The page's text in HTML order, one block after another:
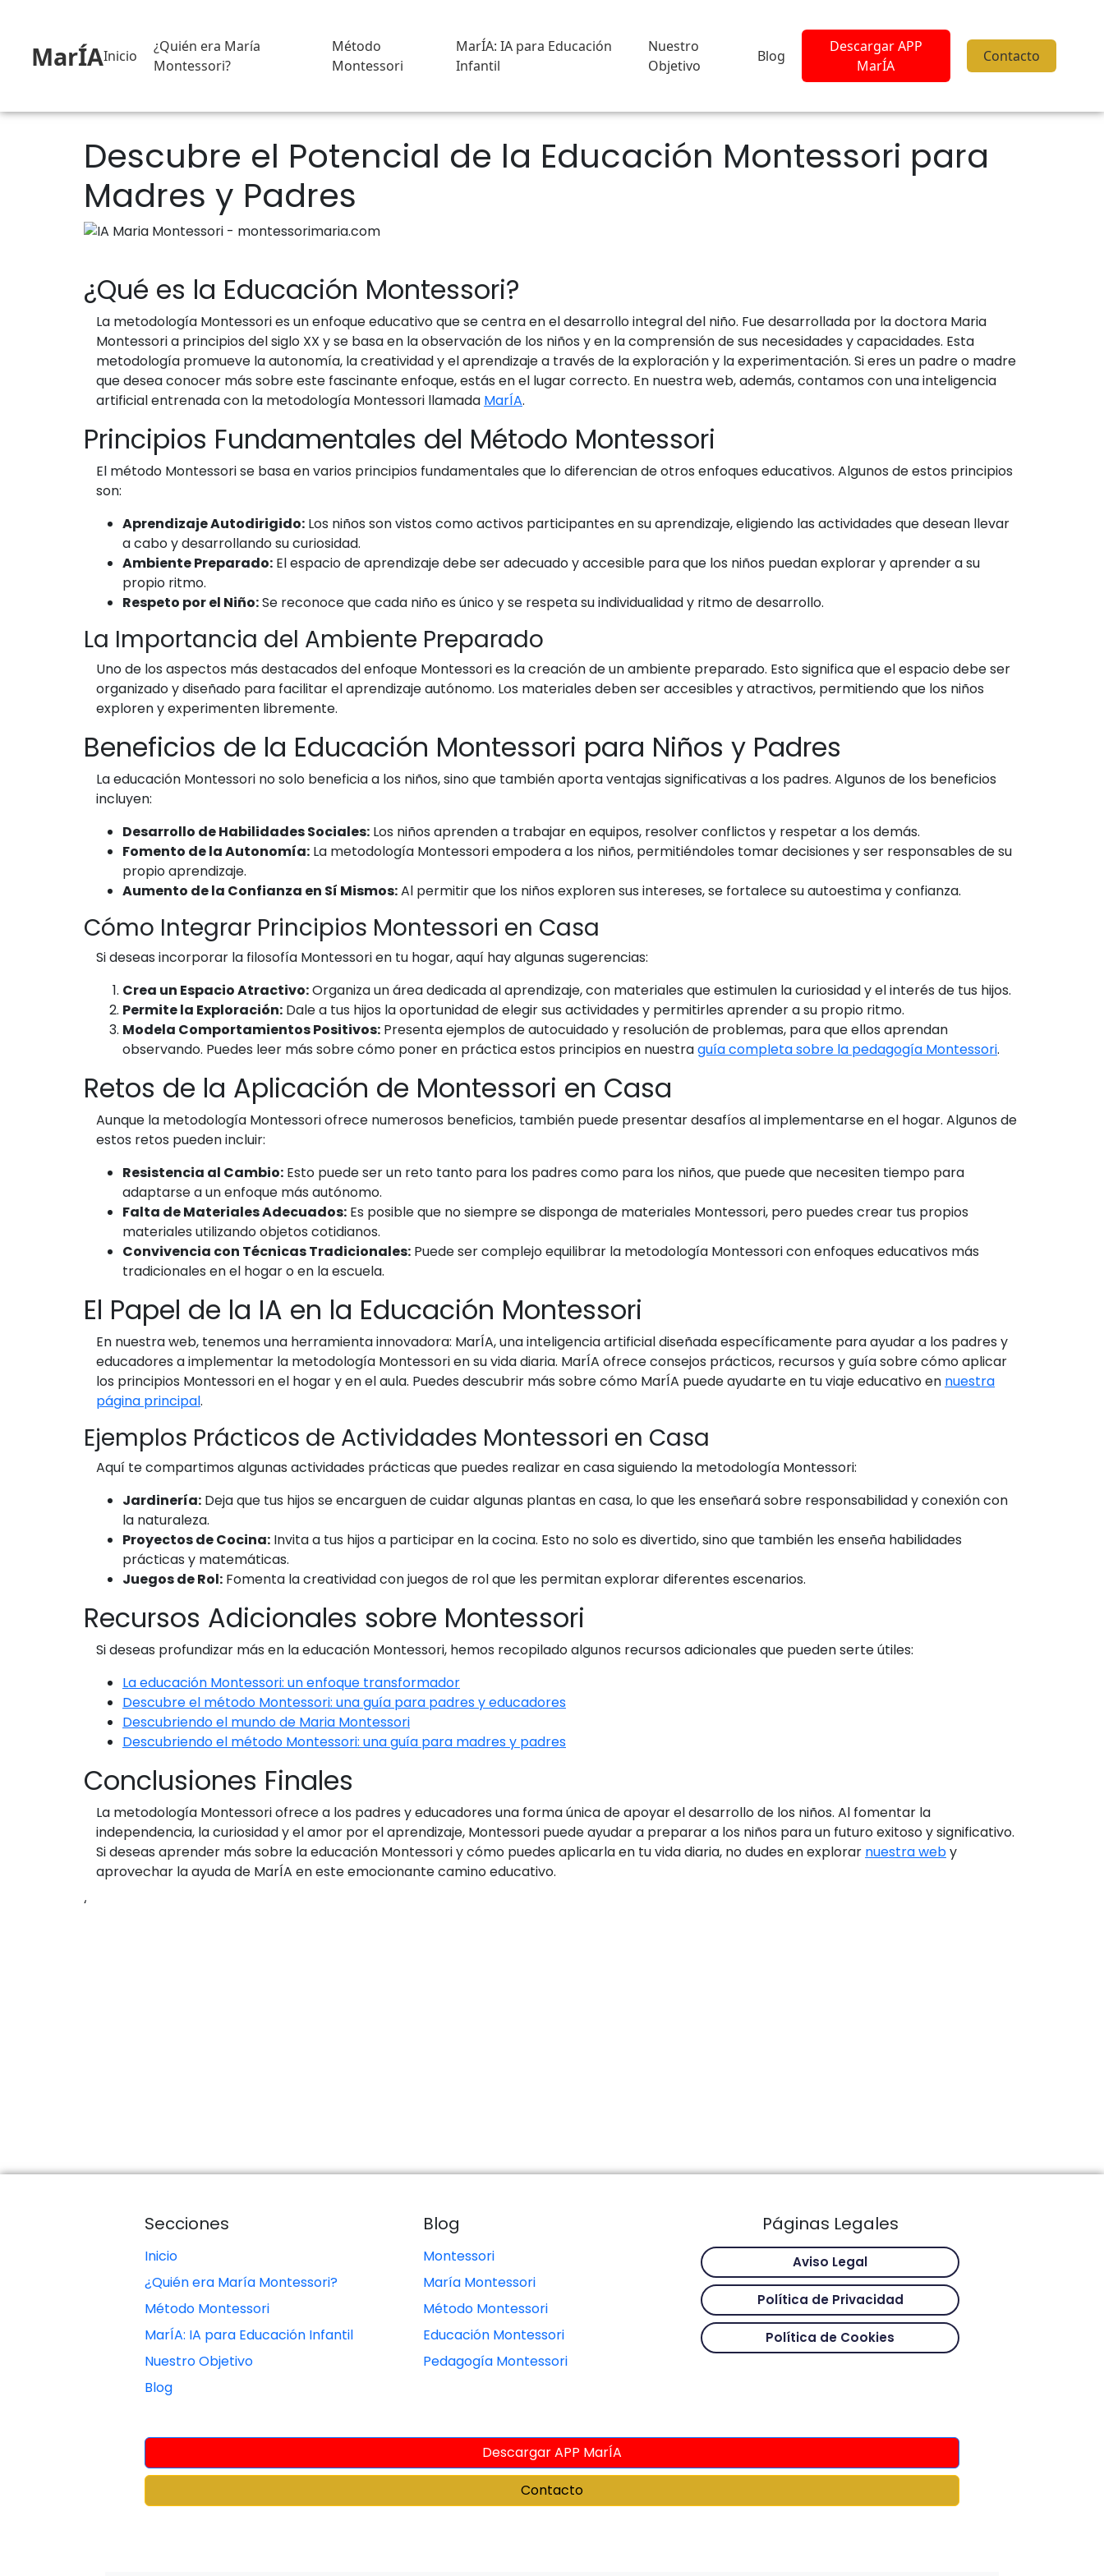
MarÍAInicio
¿Quién era María
Montessori?
Método
Montessori
MarÍA: IA para Educación
Infantil
Nuestro
Objetivo
Blog
Descargar APP
MarÍA
Contacto
Descubre el Potencial de la Educación Montessori para
Madres y Padres
¿Qué es la Educación Montessori?
La metodología Montessori es un enfoque educativo que se centra en el desarrollo integral del niño. Fue desarrollada por la doctora Maria
Montessori a principios del siglo XX y se basa en la observación de los niños y en la comprensión de sus necesidades y capacidades. Esta
metodología promueve la autonomía, la creatividad y el aprendizaje a través de la exploración y la experimentación. Si eres un padre o madre
que desea conocer más sobre este fascinante enfoque, estás en el lugar correcto. En nuestra web, además, contamos con una inteligencia
artificial entrenada con la metodología Montessori llamada MarÍA.
Principios Fundamentales del Método Montessori
El método Montessori se basa en varios principios fundamentales que lo diferencian de otros enfoques educativos. Algunos de estos principios
son:
Aprendizaje Autodirigido: Los niños son vistos como activos participantes en su aprendizaje, eligiendo las actividades que desean llevar
a cabo y desarrollando su curiosidad.
Ambiente Preparado: El espacio de aprendizaje debe ser adecuado y accesible para que los niños puedan explorar y aprender a su
propio ritmo.
Respeto por el Niño:Se reconoce que cada niño es único y se respeta su individualidad y ritmo de desarrollo.
La Importancia del Ambiente Preparado
Uno de los aspectos más destacados del enfoque Montessori es la creación de un ambiente preparado. Esto significa que el espacio debe ser
organizado y diseñado para facilitar el aprendizaje autónomo. Los materiales deben ser accesibles y atractivos, permitiendo que los niños
exploren y experimenten libremente.
Beneficios de la Educación Montessori para Niños y Padres
La educación Montessori no solo beneficia a los niños, sino que también aporta ventajas significativas a los padres. Algunos de los beneficios
incluyen:
Desarrollo de Habilidades Sociales: Los niños aprenden a trabajar en equipos, resolver conflictos y respetar a los demás.
Fomento de la Autonomía: La metodología Montessori empodera a los niños, permitiéndoles tomar decisiones y ser responsables de su
propio aprendizaje.
Aumento de la Confianza en Sí Mismos:Al permitir que los niños exploren sus intereses, se fortalece su autoestima y confianza.
Cómo Integrar Principios Montessori en Casa
Si deseas incorporar la filosofía Montessori en tu hogar, aquí hay algunas sugerencias:
Crea un Espacio Atractivo:Organiza un área dedicada al aprendizaje, con materiales que estimulen la curiosidad y el interés de tus hijos.
Permite la Exploración: Dale a tus hijos la oportunidad de elegir sus actividades y permitirles aprender a su propio ritmo.
Modela Comportamientos Positivos: Presenta ejemplos de autocuidado y resolución de problemas, para que ellos aprendan
observando. Puedes leer más sobre cómo poner en práctica estos principios en nuestraguía completa sobre la pedagogía Montessori.
Retos de la Aplicación de Montessori en Casa
Aunque la metodología Montessori ofrece numerosos beneficios, también puede presentar desafíos al implementarse en el hogar. Algunos de
estos retos pueden incluir:
Resistencia al Cambio: Esto puede ser un reto tanto para los padres como para los niños, que puede que necesiten tiempo para
adaptarse a un enfoque más autónomo.
Falta de Materiales Adecuados: Es posible que no siempre se disponga de materiales Montessori, pero puedes crear tus propios
materiales utilizando objetos cotidianos.
Convivencia con Técnicas Tradicionales: Puede ser complejo equilibrar la metodología Montessori con enfoques educativos más
tradicionales en el hogar o en la escuela.
El Papel de la IA en la Educación Montessori
En nuestra web, tenemos una herramienta innovadora: MarÍA, una inteligencia artificial diseñada específicamente para ayudar a los padres y
educadores a implementar la metodología Montessori en su vida diaria. MarÍA ofrece consejos prácticos, recursos y guía sobre cómo aplicar
los principios Montessori en el hogar y en el aula. Puedes descubrir más sobre cómo MarÍA puede ayudarte en tu viaje educativo en nuestra
página principal.
Ejemplos Prácticos de Actividades Montessori en Casa
Aquí te compartimos algunas actividades prácticas que puedes realizar en casa siguiendo la metodología Montessori:
Jardinería: Deja que tus hijos se encarguen de cuidar algunas plantas en casa, lo que les enseñará sobre responsabilidad y conexión con
la naturaleza.
Proyectos de Cocina: Invita a tus hijos a participar en la cocina. Esto no solo es divertido, sino que también les enseña habilidades
prácticas y matemáticas.
Juegos de Rol: Fomenta la creatividad con juegos de rol que les permitan explorar diferentes escenarios.
Recursos Adicionales sobre Montessori
Si deseas profundizar más en la educación Montessori, hemos recopilado algunos recursos adicionales que pueden serte útiles:
La educación Montessori: un enfoque transformador
Descubre el método Montessori: una guía para padres y educadores
Descubriendo el mundo de Maria Montessori
Descubriendo el método Montessori: una guía para madres y padres
Conclusiones Finales
La metodología Montessori ofrece a los padres y educadores una forma única de apoyar el desarrollo de los niños. Al fomentar la
independencia, la curiosidad y el amor por el aprendizaje, Montessori puede ayudar a preparar a los niños para un futuro exitoso y significativo.
Si deseas aprender más sobre la educación Montessori y cómo puedes aplicarla en tu vida diaria, no dudes en explorar nuestra weby
aprovechar la ayuda de MarÍA en este emocionante camino educativo.
‘
Secciones
Inicio
¿Quién era María Montessori?
Método Montessori
MarÍA: IA para Educación Infantil
Nuestro Objetivo
Blog
Blog
Montessori
María Montessori
Método Montessori
Educación Montessori
Pedagogía Montessori
Páginas Legales
Aviso Legal
Política de Privacidad
Política de Cookies
Descargar APP MarÍA
Contacto